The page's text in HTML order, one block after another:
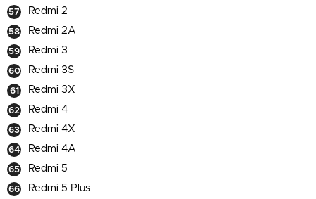
Redmi 2
Redmi 2A
Redmi 3
Redmi 3S
Redmi 3X
Redmi 4
Redmi 4X
Redmi 4A
Redmi 5
Redmi 5 Plus